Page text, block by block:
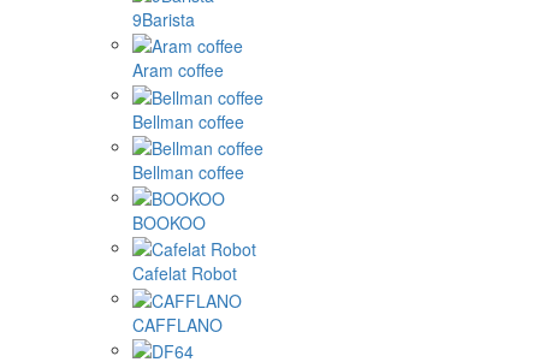
9Barista
Aram coffee
Bellman coffee
Bellman coffee
BOOKOO
Cafelat Robot
CAFFLANO